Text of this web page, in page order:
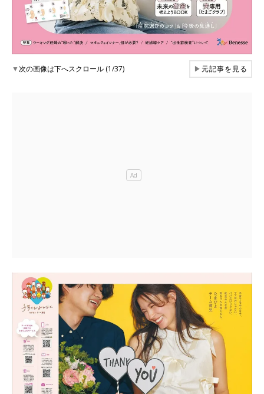
▼次の画像は下へスクロール (1/37) ▶元記事を見る